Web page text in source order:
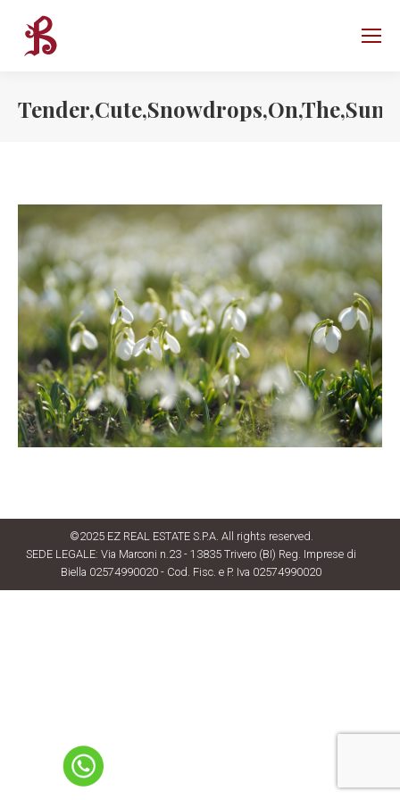
©2025 EZ REAL ESTATE S.P.A. All rights reserved.
SEDE LEGALE: Via Marconi n.23 - 13835 Trivero (BI) Reg. Imprese di
Biella 02574990020 - Cod. Fisc. e P. Iva 02574990020